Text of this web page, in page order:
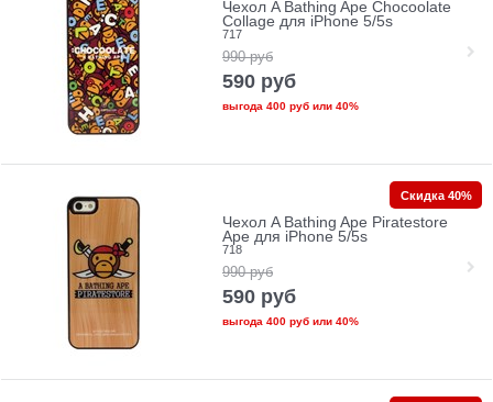
Чехол A Bathing Ape Chocoolate
Collage для iPhone 5/5s
717
990 руб
590 руб
выгода 400 рубили 40%
Чехол A Bathing Ape Piratestore
Ape для iPhone 5/5s
718
990 руб
590 руб
выгода 400 рубили 40%
Скидка 40%